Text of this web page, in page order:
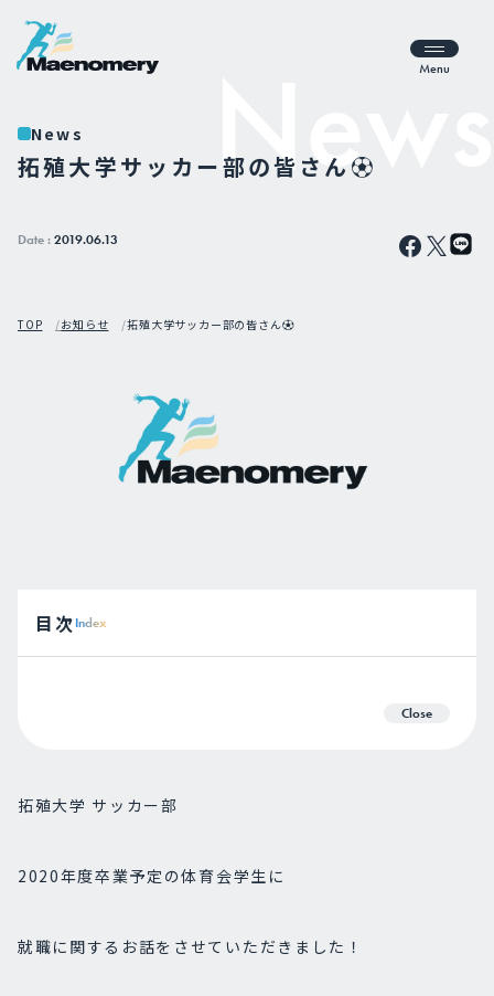
Menu
News
拓殖大学サッカー部の皆さん⚽
Date : 2019.06.13
TOP お知らせ 拓殖大学サッカー部の皆さん⚽
目次 Index
Close
拓殖大学 サッカー部
2020年度卒業予定の体育会学生に
就職に関するお話をさせていただきました！